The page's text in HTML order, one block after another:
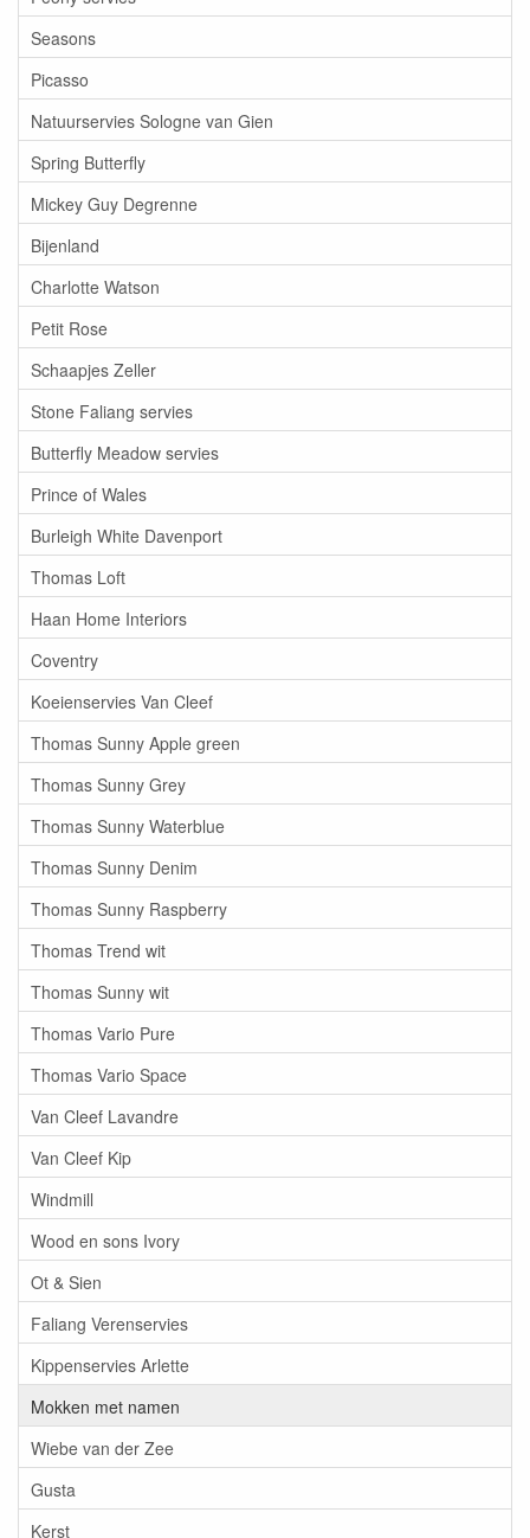
Seasons
Picasso
Natuurservies Sologne van Gien
Spring Butterfly
Mickey Guy Degrenne
Bijenland
Charlotte Watson
Petit Rose
Schaapjes Zeller
Stone Faliang servies
Butterfly Meadow servies
Prince of Wales
Burleigh White Davenport
Thomas Loft
Haan Home Interiors
Coventry
Koeienservies Van Cleef
Thomas Sunny Apple green
Thomas Sunny Grey
Thomas Sunny Waterblue
Thomas Sunny Denim
Thomas Sunny Raspberry
Thomas Trend wit
Thomas Sunny wit
Thomas Vario Pure
Thomas Vario Space
Van Cleef Lavandre
Van Cleef Kip
Windmill
Wood en sons Ivory
Ot & Sien
Faliang Verenservies
Kippenservies Arlette
Mokken met namen
Wiebe van der Zee
Gusta
Kerst